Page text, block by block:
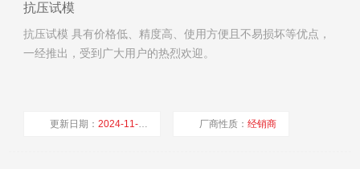
抗压试模
抗压试模 具有价格低、精度高、使用方便且不易损坏等优点，
一经推出，受到广大用户的热烈欢迎。
更新日期：2024-11-22 厂商性质：经销商